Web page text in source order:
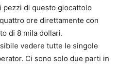
pezzi di questo giocattolo
ore direttamente con
di 8 mila dollari.
vedere tutte le singole
Ci sono solo due parti in